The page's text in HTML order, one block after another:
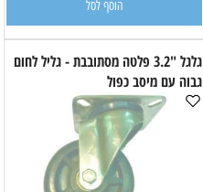
הוסף לסל
גלגל "3.2 פלטה מסתובבת - גליל לחום
גבוה עם מיסב כפול